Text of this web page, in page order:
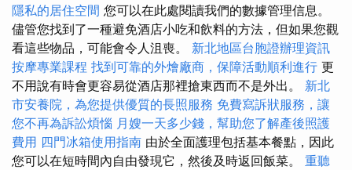
隱私的居住空間 您可以在此處閱讀我們的數據管理信息。
儘管您找到了一種避免酒店小吃和飲料的方法，但如果您觀
看這些物品，可能會令人沮喪。 新北地區台胞證辦理資訊
按摩專業課程 找到可靠的外燴廠商，保障活動順利進行 更
不用說有時會更容易從酒店那裡搶東西而不是外出。 新北
市安養院，為您提供優質的長照服務 免費寫訴狀服務，讓
您不再為訴訟煩惱 月嫂一天多少錢，幫助您了解產後照護
費用 四門冰箱使用指南 由於全面護理包括基本餐點，因此
您可以在短時間內自由發現它，然後及時返回飯菜。 重聽